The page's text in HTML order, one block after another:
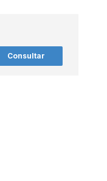
Consultar